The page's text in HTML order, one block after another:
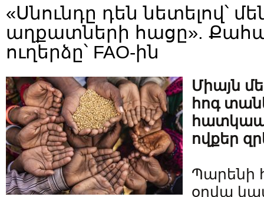
«Սնունդը դեն նետելով՝
աղքատների հացը».
ուղերձը՝ FAO-ին
Միայն
հոգ
ովքեր
Պարենի
օրվա